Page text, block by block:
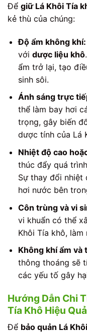
Để giữ Lá Khôi Tía
kẻ thù của chúng:
Độ ẩm không khí:
với dược liệu khô
ẩm trở lại, tạo
sinh sôi.
Ánh sáng trực
thể làm bay hơi
trọng, gây biến
dược tính của Lá
Nhiệt độ cao
thúc đẩy quá
Sự thay đổi
hơi nước bên
Côn trùng và vi
vi khuẩn có thể
Khôi Tía khô,
Không khí ẩm và
thông thoáng sẽ
các yếu tố gây
Hướng Dẫn Chi
Tía Khô Hiệu Quả
Để bảo quản Lá